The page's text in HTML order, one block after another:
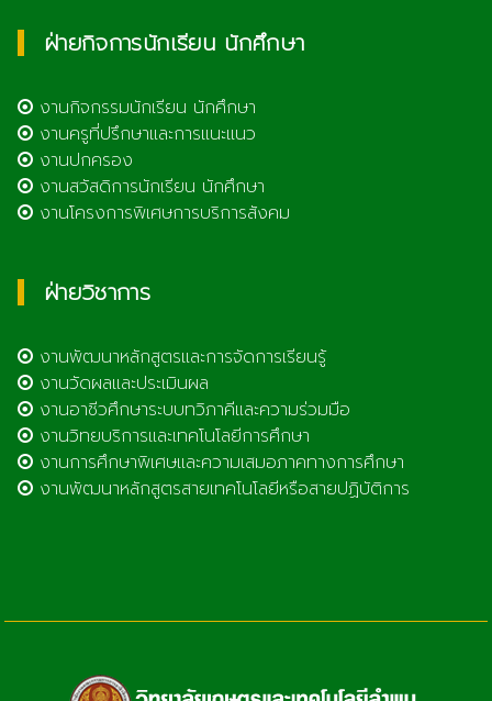
ฝ่ายกิจการนักเรียน นักศึกษา
งานกิจกรรมนักเรียน นักศึกษา
งานครูที่ปรึกษาและการแนะแนว
งานปกครอง
งานสวัสดิการนักเรียน นักศึกษา
งานโครงการพิเศษการบริการสังคม
ฝ่ายวิชาการ
งานพัฒนาหลักสูตรและการจัดการเรียนรู้
งานวัดผลและประเมินผล
งานอาชีวศึกษาระบบทวิภาคีและความร่วมมือ
งานวิทยบริการและเทคโนโลยีการศึกษา
งานการศึกษาพิเศษและความเสมอภาคทางการศึกษา
งานพัฒนาหลักสูตรสายเทคโนโลยีหรือสายปฏิบัติการ